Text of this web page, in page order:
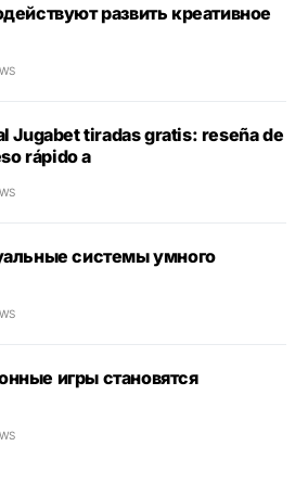
развить креативное
Jugabet tiradas gratis: reseña de
rápido a
системы умного
игры становятся